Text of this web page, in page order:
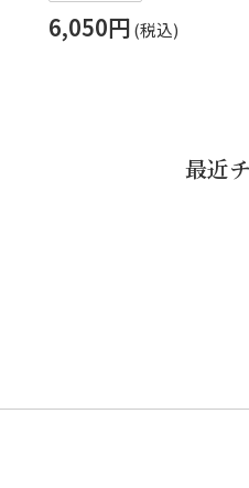
6,050円
最近